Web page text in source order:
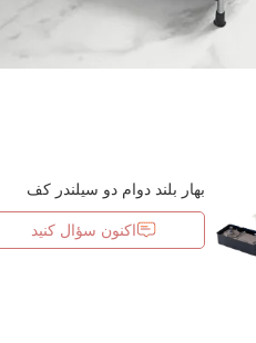
بهار بلند دوام دو سیلندر کف
اکنون سؤال کنید